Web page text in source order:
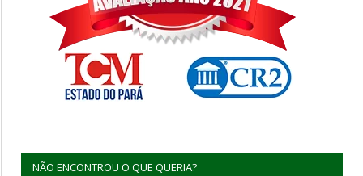
NÃO ENCONTROU O QUE QUERIA?